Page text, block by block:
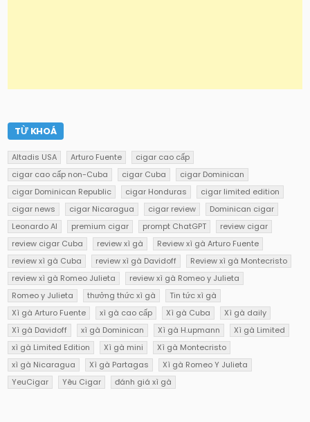
TỪ KHOÁ
Altadis USA Arturo Fuente
cigar cao cấp
cigar cao cấp non-Cuba
cigar Cuba
cigar Dominican
cigar Dominican Republic
cigar Honduras
cigar limited edition
cigar news
cigar Nicaragua cigar review
Dominican cigar
Leonardo AI
premium cigar prompt ChatGPT
review cigar
review cigar Cuba
review xì gà
Review xì gà Arturo Fuente
review xì gà Cuba
review xì gà Davidoff
Review xì gà Montecristo
review xì gà Romeo Julieta
review xì gà Romeo y Julieta
Romeo y Julieta
thưởng thức xì gà
Tin tức xì gà
Xì gà Arturo Fuente
xì gà cao cấp Xì gà Cuba
Xì gà daily
Xì gà Davidoff
xì gà Dominican Xì gà H.upmann
Xì gà Limited
xì gà Limited Edition
Xì gà mini
Xì gà Montecristo
xì gà Nicaragua
Xì gà Partagas
Xì gà Romeo Y Julieta
YeuCigar
Yêu Cigar đánh giá xì gà